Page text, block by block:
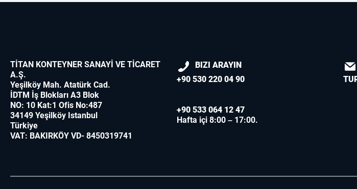
TİTAN KONTEYNER SANAYİ VE TİCARET
A.Ş.
Yeşilköy Mah. Atatürk Cad.
İDTM İş Blokları A3 Blok
NO: 10 Kat:1 Ofis No:487
34149 Yeşilköy Istanbul
Türkiye
VAT: BAKIRKÖY VD- 8450319741
BIZI ARAYIN
+90 530 220 04 90
+90 533 064 12 47
Hafta içi 8:00 – 17:00.